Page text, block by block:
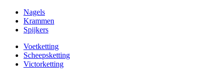
Nagels
Krammen
Spijkers
Voetketting
Scheepsketting
Victorketting